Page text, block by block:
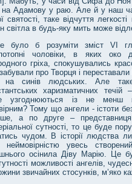
Адамову у раю. Але й у наш
святості, таке відчуття
світла в будь-яку мить може
було б розуміти зміст VI
чоловіки, в яких око
гріха, спокушувались
про Творця і
на синів людських. Але
харизматичних течій
узгоднюються із не менш
Тому що ангели - істоти
а по друге –
сутності, то це буде
чудом. В історії людства
неймовірністю увесь
осінила Діву Марію. Це
можливості ангелів,
звичайних стосунків, м’яко